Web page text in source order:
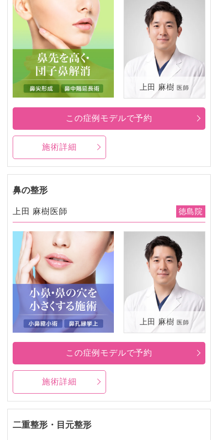
上田 麻樹 医師
施術詳細
この症例モデルで予約
鼻の整形
上田 麻樹医師 徳島院
上田 麻樹 医師
施術詳細
この症例モデルで予約
二重整形・目元整形